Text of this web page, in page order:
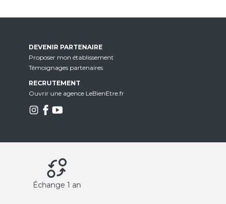
DEVENIR PARTENAIRE
Proposer mon établissement
Témoignages partenaires
RECRUTEMENT
Ouvrir une agence LeBienEtre.fr
Échange 1 an